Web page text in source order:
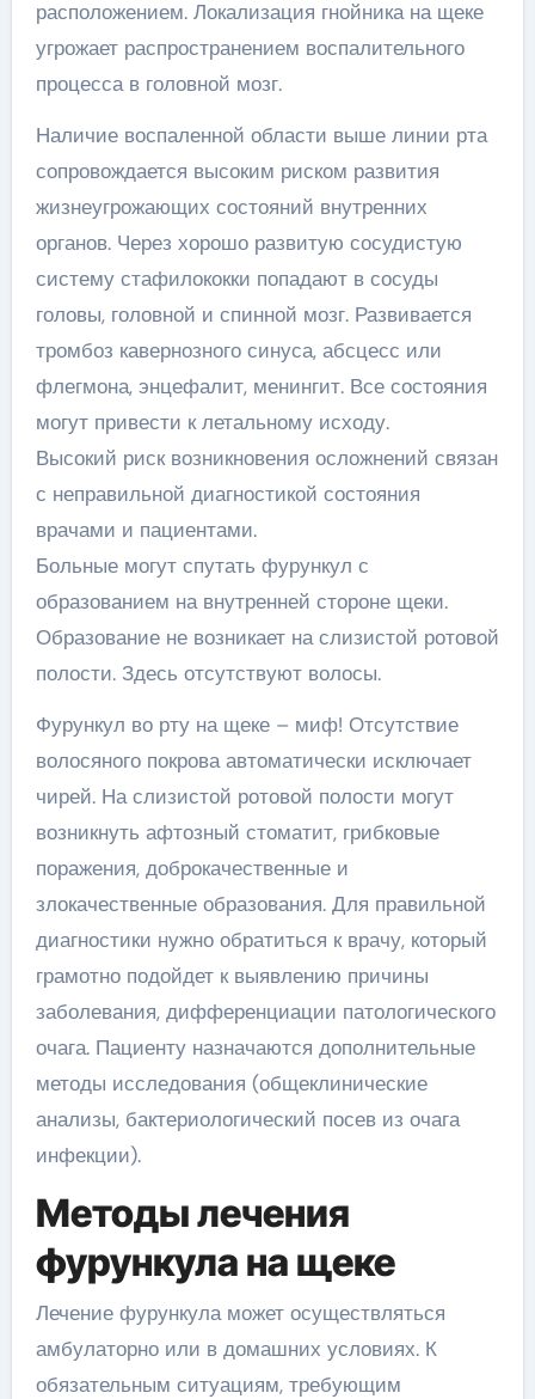
расположением. Локализация гнойника на щеке
угрожает распространением воспалительного
процесса в головной мозг.
Наличие воспаленной области выше линии рта
сопровождается высоким риском развития
жизнеугрожающих состояний внутренних
органов. Через хорошо развитую сосудистую
систему стафилококки попадают в сосуды
головы, головной и спинной мозг. Развивается
тромбоз кавернозного синуса, абсцесс или
флегмона, энцефалит, менингит. Все состояния
могут привести к летальному исходу.
Высокий риск возникновения осложнений связан
с неправильной диагностикой состояния
врачами и пациентами.
Больные могут спутать фурункул с
образованием на внутренней стороне щеки.
Образование не возникает на слизистой ротовой
полости. Здесь отсутствуют волосы.
Фурункул во рту на щеке – миф! Отсутствие
волосяного покрова автоматически исключает
чирей. На слизистой ротовой полости могут
возникнуть афтозный стоматит, грибковые
поражения, доброкачественные и
злокачественные образования. Для правильной
диагностики нужно обратиться к врачу, который
грамотно подойдет к выявлению причины
заболевания, дифференциации патологического
очага. Пациенту назначаются дополнительные
методы исследования (общеклинические
анализы, бактериологический посев из очага
инфекции).
Методы лечения
фурункула на щеке
Лечение фурункула может осуществляться
амбулаторно или в домашних условиях. К
обязательным ситуациям, требующим